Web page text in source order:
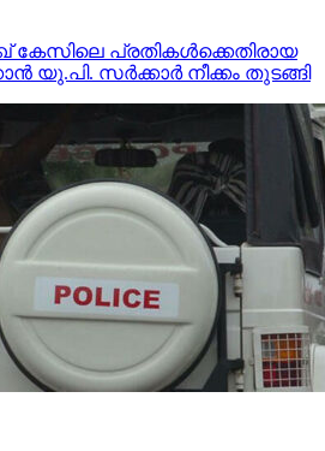
പ്രതികള്‍ക്കെതിരായ
യു.പി. സര്‍ക്കാര്‍ നീക്കം തുടങ്ങി